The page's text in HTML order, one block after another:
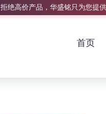
拒绝高价产品，华盛铭只为您提
首页